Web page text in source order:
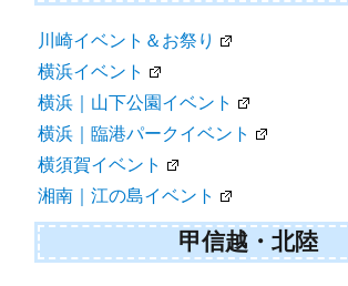
川崎イベント＆お祭り
横浜イベント
横浜｜山下公園イベント
横浜｜臨港パークイベント
横須賀イベント
湘南｜江の島イベント
甲信越・北陸